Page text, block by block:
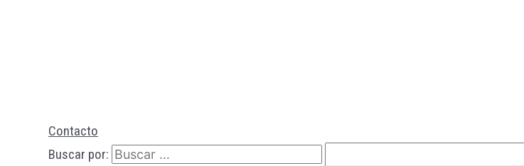
Contacto
Buscar por: